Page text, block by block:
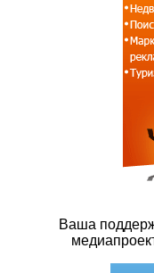
Ваша